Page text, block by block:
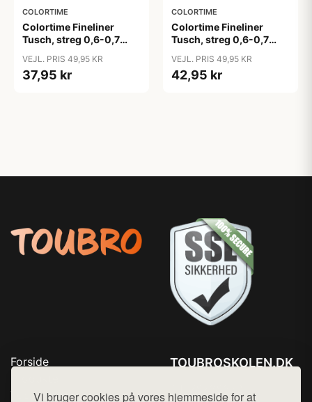
Vi bruger cookies på vores hjemmeside for at
COLORTIME
Colortime Fineliner
Tusch, streg 0,6-0,7
pk.
VEJL. PRIS 49,95 KR
37,95 kr
COLORTIME
Colortime Fineliner
Tusch, streg 0,6-0,7
pk.
VEJL. PRIS 49,95 KR
42,95 kr
Forside
Top Rabatter
TOUBROSKOLEN.DK